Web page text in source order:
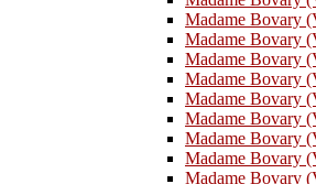
Madame Bovary
Madame Bovary
Madame Bovary
Madame Bovary
Madame Bovary
Madame Bovary
Madame Bovary
Madame Bovary
Madame Bovary